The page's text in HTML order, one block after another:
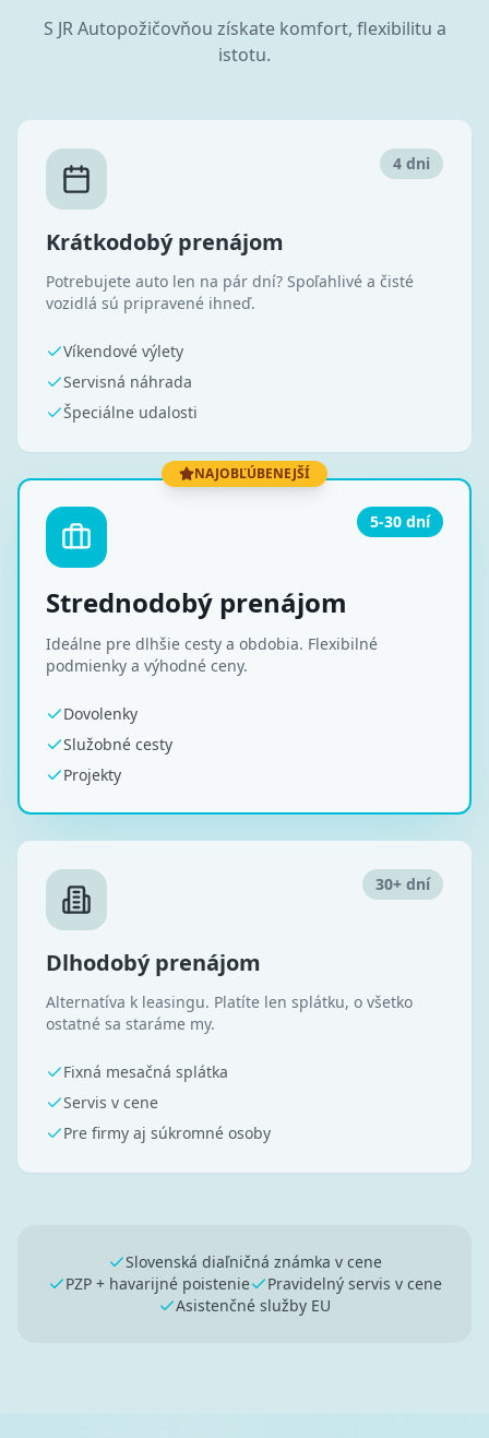
S JR Autopožičovňou získate komfort, flexibilitu a
istotu.
4 dni
Krátkodobý prenájom
Potrebujete auto len na pár dní? Spoľahlivé a čisté
vozidlá sú pripravené ihneď.
Víkendové výlety
Servisná náhrada
Špeciálne udalosti
NAJOBĽÚBENEJŠÍ
5-30 dní
Strednodobý prenájom
Ideálne pre dlhšie cesty a obdobia. Flexibilné
podmienky a výhodné ceny.
Dovolenky
Služobné cesty
Projekty
30+ dní
Dlhodobý prenájom
Alternatíva k leasingu. Platíte len splátku, o všetko
ostatné sa staráme my.
Fixná mesačná splátka
Servis v cene
Pre firmy aj súkromné osoby
Slovenská diaľničná známka v cene
PZP + havarijné poistenie
Pravidelný servis v cene
Asistenčné služby EU